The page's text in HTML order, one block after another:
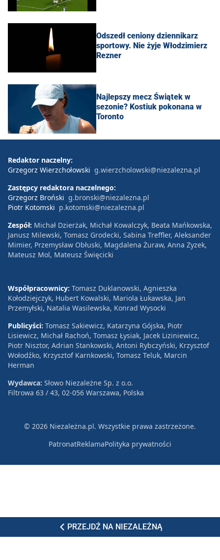
Odszedł ceniony dziennikarz
sportowy. Nie żyje Włodzimierz
Rezner
Najlepszy mecz Świątek w
sezonie? Kostiuk pokonana w
Toronto
PRZEJDŹ NA NIEZALEŻNĄ
Redaktor naczelny:
Grzegorz Wierzchołowski g.wierzcholowski@niezalezna.pl
Zastępcy redaktora naczelnego:
Grzegorz Broński g.bronski@niezalezna.pl
Piotr Kotomski p.kotomski@niezalezna.pl
Zespół: Michał Dzierżak, Michał Kowalczyk, Beata Mańkowska,
Janusz Milewski, Tomasz Grodecki, Sabina Treffler, Aleksander
Mimier, Przemysław Obłuski, Magdalena Żuraw, Anna Zyzek,
Mateusz Mol, Mateusz Święcicki
Współpracownicy: Tomasz Duklanowski, Agnieszka
Kołodziejczyk, Hubert Kowalski, Mariola Łukawska, Jan
Przemyłski, Natalia Wasilewska, Konrad Wysocki
Publicyści: Tomasz Sakiewicz, Katarzyna Gójska, Piotr
Lisiewicz, Michał Rachoń, Tomasz Łysiak, Jacek Liziniewicz,
Piotr Nisztor, Adrian Stankowski, Antoni Rybczyński, Krzysztof
Wołodźko, Krzysztof Karnkowski, Tomasz Teluk, Marcin
Herman
Wydawca: Słowo Niezależne Sp. z o.o.
Filtrowa 63 / 43, 02-056 Warszawa, Polska
© 2026 Niezależna.pl. Wszystkie prawa zastrzeżone.
PatronatReklamaPolityka prywatności